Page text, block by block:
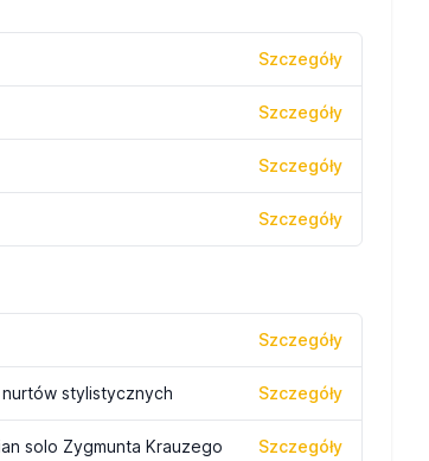
Szczegóły
Szczegóły
Szczegóły
Szczegóły
Szczegóły
stylistycznych Szczegóły
solo Zygmunta Krauzego Szczegóły